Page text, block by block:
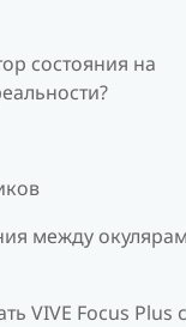
состояния на
между
VIVE Focus Plus c